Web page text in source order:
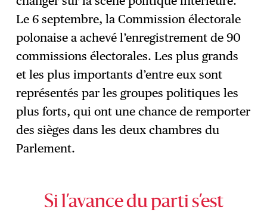
Le 6 septembre, la Commission électorale
polonaise a achevé l’enregistrement de 90
commissions électorales. Les plus grands
et les plus importants d’entre eux sont
représentés par les groupes politiques les
plus forts, qui ont une chance de remporter
des sièges dans les deux chambres du
Parlement.
Si l’avance du parti s’est